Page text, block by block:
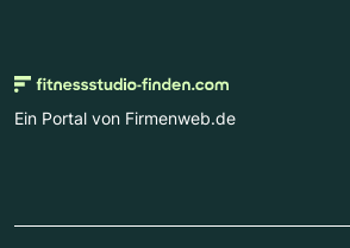
Ein Portal von Firmenweb.de